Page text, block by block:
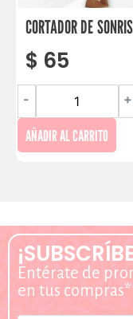
CORTADOR DE
$ 65
- +
AÑADIR AL CARRITO
Entérate de
en tus compras*